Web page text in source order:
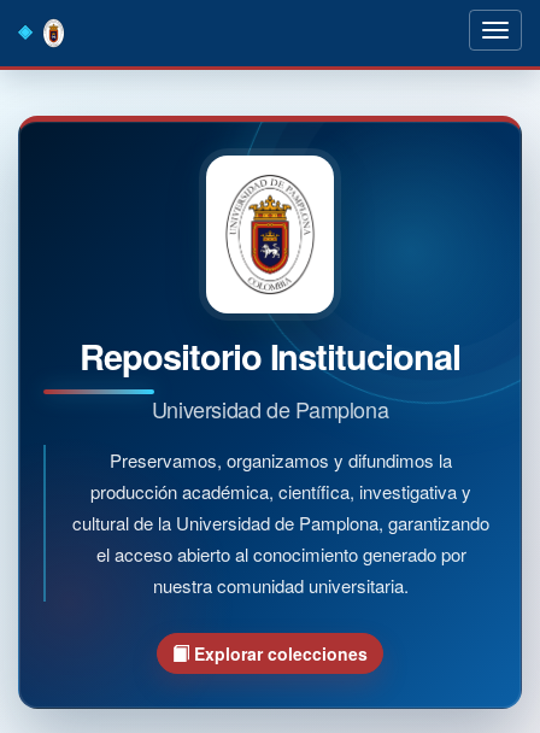
navigation
Repositorio Institucional
Universidad de Pamplona
Preservamos, organizamos y difundimos la
producción académica, científica, investigativa y
cultural de la Universidad de Pamplona, garantizando
el acceso abierto al conocimiento generado por
nuestra comunidad universitaria.
Explorar colecciones